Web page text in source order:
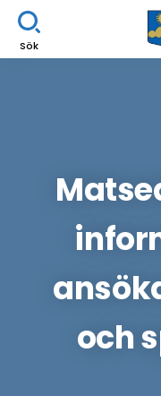
Sök
och